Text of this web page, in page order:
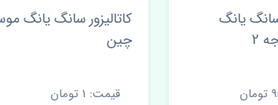
کاتالیزور سانگ یانگ موسو
چین
قیمت: 1 تومان
ماهوتی